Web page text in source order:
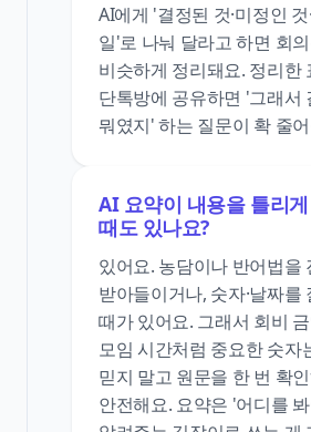
AI에게 '결정된 것·미정인 것
일'로 나눠 달라고 하면 회
비슷하게 정리돼요. 정리한
단톡방에 공유하면 '그래서
뭐였지' 하는 질문이 확 줄
AI 요약이 내용을 틀리
때도 있나요?
있어요. 농담이나 반어법을
받아들이거나, 숫자·날짜를
때가 있어요. 그래서 회비
모임 시간처럼 중요한 숫자
믿지 말고 원문을 한 번 확
안전해요. 요약은 '어디를